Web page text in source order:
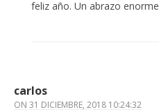
feliz año. Un abrazo enorme
carlos
ON 31 DICIEMBRE, 2018 10:24:32